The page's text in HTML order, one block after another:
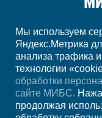
Мы используем
Яндекс.Метрика
анализа трафика
технологии
обработки
сайте МИБС.
продолжая